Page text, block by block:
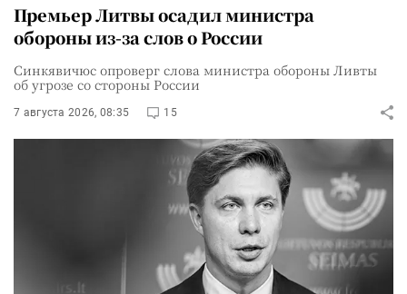
Премьер Литвы осадил министра
обороны из-за слов о России
Синкявичюс опроверг слова министра обороны Ливты
об угрозе со стороны России
7 августа 2026, 08:35 15